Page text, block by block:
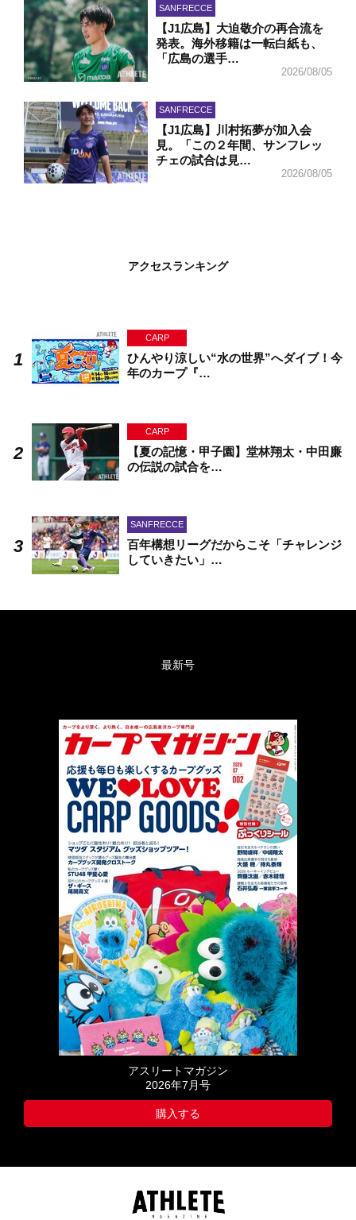
SANFRECCE
【J1広島】大迫敬介の再合流を
発表。海外移籍は一転白紙も、
「広島の選手…
2026/08/05
SANFRECCE
【J1広島】川村拓夢が加入会
見。「この２年間、サンフレッ
チェの試合は見…
2026/08/05
アクセスランキング
CARP
ひんやり涼しい“水の世界”へダイブ！今
年のカープ『…
CARP
【夏の記憶・甲子園】堂林翔太・中田廉
の伝説の試合を…
SANFRECCE
百年構想リーグだからこそ「チャレンジ
していきたい」…
最新号
アスリートマガジン
2026年7月号
購入する